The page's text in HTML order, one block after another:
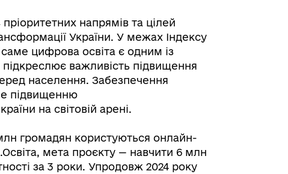
напрямів та цілей
України. У межах Індексу
саме цифрова освіта є одним із
важливість підвищення
населення. Забезпечення
підвищенню
на світовій арені.
громадян користуються онлайн-
мета проєкту — навчити 6 млн
за 3 роки. Упродовж 2024 року